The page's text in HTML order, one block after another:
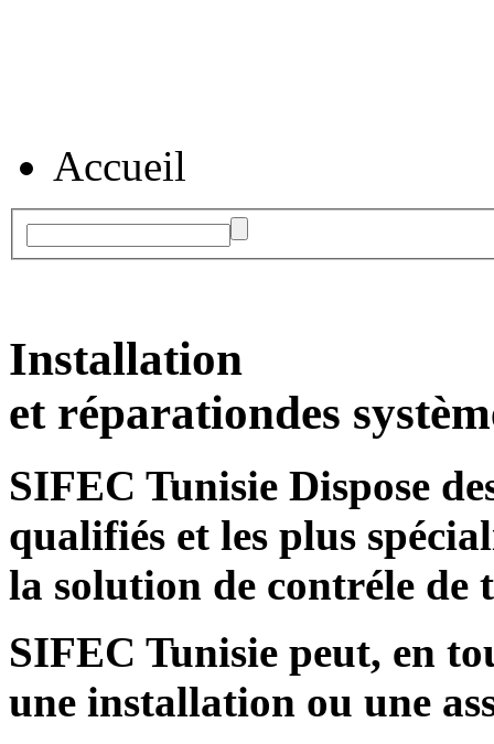
Accueil
Installation
et réparationdes
SIFEC Tunisie Dispose
qualifiés et les plus
la solution de contréle de
SIFEC Tunisie peut, en
une installation ou une